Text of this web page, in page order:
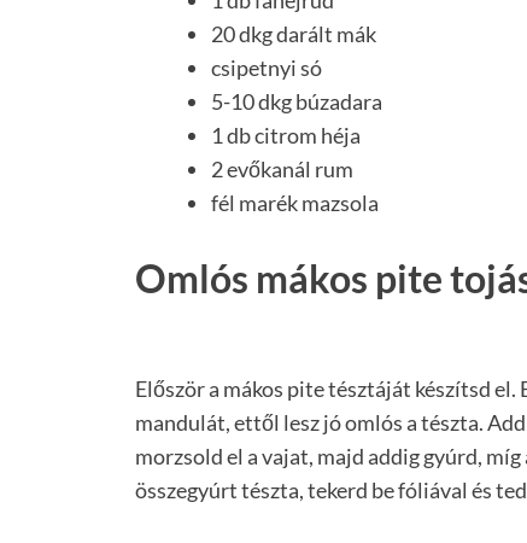
20 dkg darált mák
csipetnyi só
5-10 dkg búzadara
1 db citrom héja
2 evőkanál rum
fél marék mazsola
Omlós mákos pite
Először a mákos pite tésztáját készítsd
mandulát, ettől lesz jó omlós a tészta.
morzsold el a vajat, majd addig gyúrd,
összegyúrt tészta, tekerd be fóliával és